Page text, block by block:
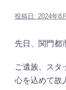
投稿日: 2024年8
先日、関門都
ご遺族、スタ
心を込めて故